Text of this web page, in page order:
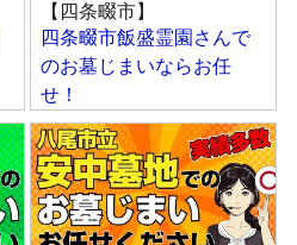
【四条畷市】
四条畷市飯盛霊園さんで
のお墓じまいならお任
せ！